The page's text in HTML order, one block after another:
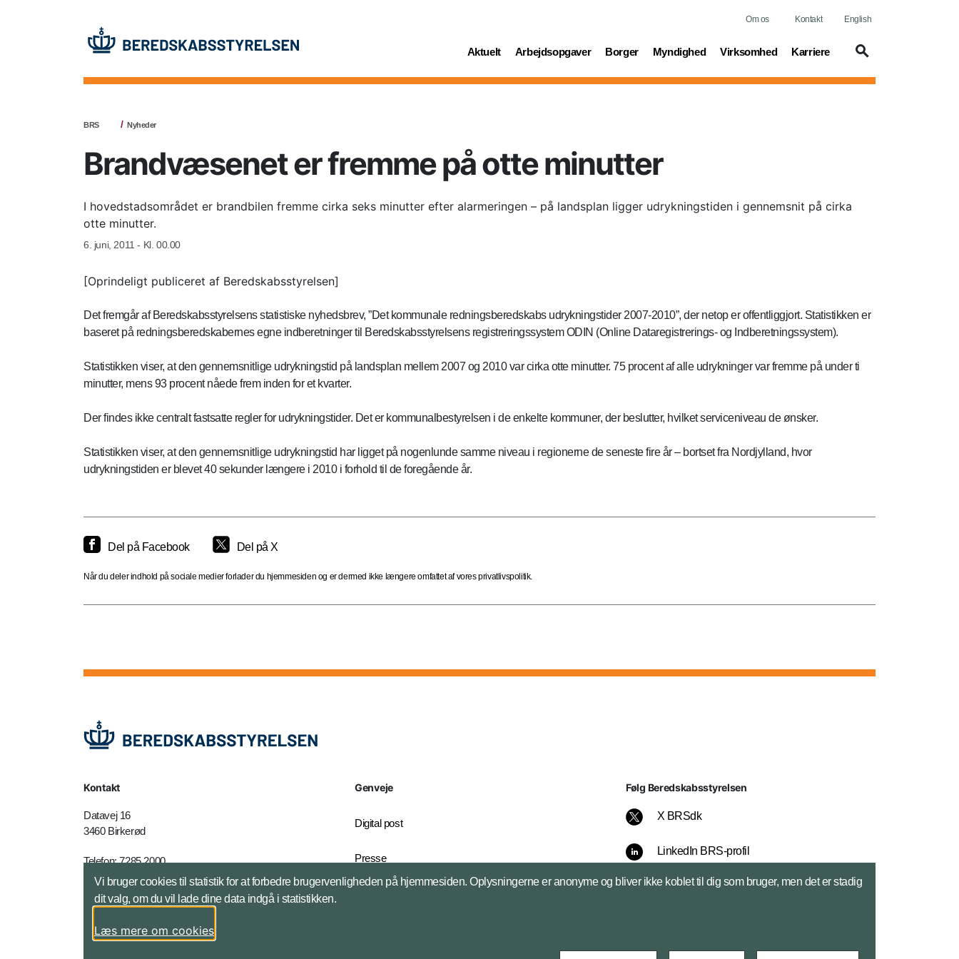
Om os Kontakt English
Aktuelt
(current) Arbejdsopgaver
(current) Borger
(current) Myndighed
(current) Virksomhed
(current) Karriere
(current)
BRS Nyheder
Brandvæsenet er fremme på otte minutter
I hovedstadsområdet er brandbilen fremme cirka seks minutter efter alarmeringen – på landsplan ligger udrykningstiden i gennemsnit på cirka
otte minutter.
6. juni, 2011 - Kl. 00.00
[Oprindeligt publiceret af Beredskabsstyrelsen]
Det fremgår af Beredskabsstyrelsens statistiske nyhedsbrev, ”Det kommunale redningsberedskabs udrykningstider 2007-2010”, der netop er offentliggjort. Statistikken er
baseret på redningsberedskabernes egne indberetninger til Beredskabsstyrelsens registreringssystem ODIN (Online Dataregistrerings- og Indberetningssystem).
Statistikken viser, at den gennemsnitlige udrykningstid på landsplan mellem 2007 og 2010 var cirka otte minutter. 75 procent af alle udrykninger var fremme på under ti
minutter, mens 93 procent nåede frem inden for et kvarter.
Der findes ikke centralt fastsatte regler for udrykningstider. Det er kommunalbestyrelsen i de enkelte kommuner, der beslutter, hvilket serviceniveau de ønsker.
Statistikken viser, at den gennemsnitlige udrykningstid har ligget på nogenlunde samme niveau i regionerne de seneste fire år – bortset fra Nordjylland, hvor
udrykningstiden er blevet 40 sekunder længere i 2010 i forhold til de foregående år.
Del på Facebook Del på X
Når du deler indhold på sociale medier forlader du hjemmesiden og er dermed ikke længere omfattet af vores privatlivspolitik.
Kontakt
Datavej 16
3460 Birkerød
Telefon: 7285 2000
E-mail:brs@brs.dk
Genveje
Digital post
Presse
Følg Beredskabsstyrelsen
X BRSdk
LinkedIn BRS-profil
YouTube
Vi bruger cookies til statistik for at forbedre brugervenligheden på hjemmesiden. Oplysningerne er anonyme og bliver ikke koblet til dig som bruger, men det er stadig
dit valg, om du vil lade dine data indgå i statistikken.
Læs mere om cookies